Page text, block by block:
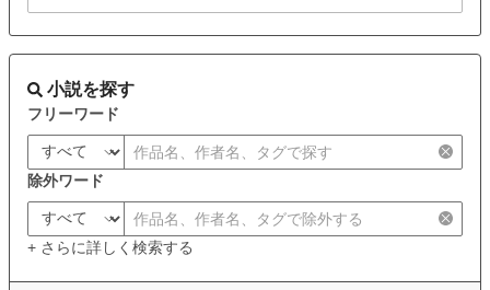
小説を探す
フリーワード
除外ワード
+ さらに詳しく検索する